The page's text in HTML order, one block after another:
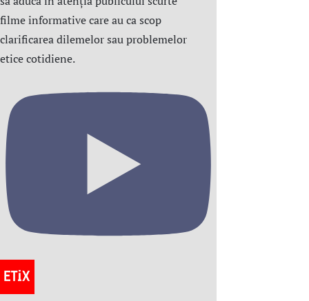
filme informative care au ca scop
clarificarea dilemelor sau problemelor
etice cotidiene.